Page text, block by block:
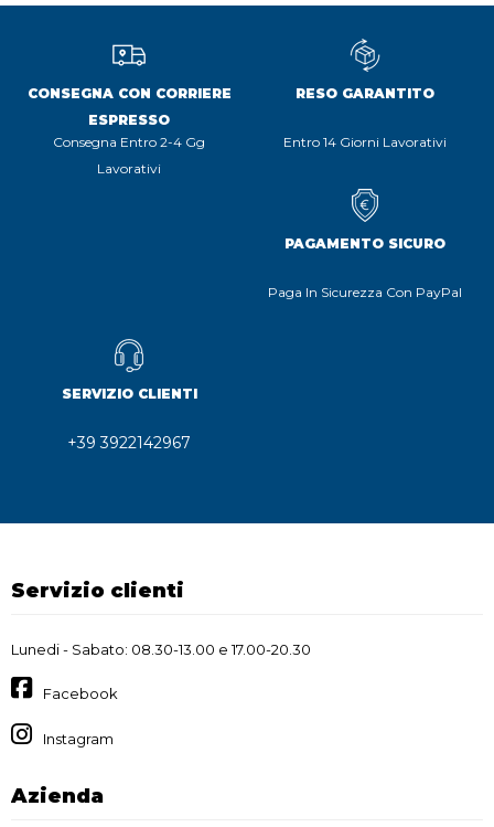
CONSEGNA CON CORRIERE
ESPRESSO
Consegna Entro 2-4 Gg
Lavorativi
RESO GARANTITO
Entro 14 Giorni Lavorativi
PAGAMENTO SICURO
Paga In Sicurezza Con PayPal
SERVIZIO CLIENTI
+39 3922142967
Servizio clienti
Lunedi - Sabato: 08.30-13.00 e 17.00-20.30
Facebook
Instagram
Azienda